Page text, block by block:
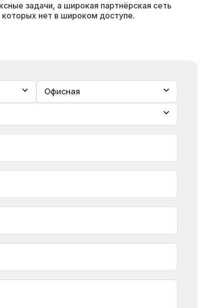
задачи, а широкая партнёрская сеть
нет в широком доступе.